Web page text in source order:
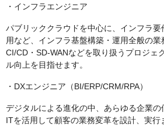
・インフラエンジニア
パブリッククラウドを中心に、インフラ
用など、インフラ基盤構築・運用全般の業
CI/CD・SD-WANなどを取り扱うプロジェ
ル向上を目指せます。
・DXエンジニア（BI/ERP/CRM/RPA）
デジタルによる進化の中、あらゆる企業の
ITを活用して顧客の業務変革を設計、実行